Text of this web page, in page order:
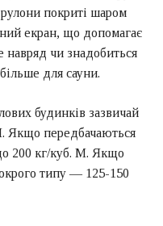
покриті шаром
екран, що допомагає
навряд чи знадобиться
для сауни.
будинків зазвичай
Якщо передбачаються
200 кг/куб. М. Якщо
типу — 125-150